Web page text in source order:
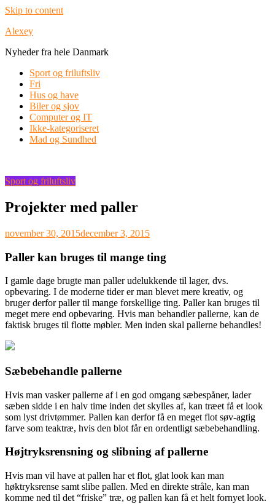
Skip to content
Alexey
Nyheder fra hele Danmark
Sport og friluftsliv
Fri
Hus og have
Biler og sjov
Computer og IT
Ikke-kategoriseret
Mad og Sundhed
Sport og friluftsliv
Projekter med paller
november 30, 2015december 3, 2015
Paller kan bruges til mange ting
I gamle dage brugte man paller udelukkende til lager, dvs.
opbevaring. I de moderne tider er man blevet mere kreativ, og
bruger derfor paller til mange forskellige ting. Paller kan bruges til
meget mere end opbevaring. Hvis man behandler pallerne, kan de
faktisk bruges til flotte møbler. Men inden skal pallerne behandles!
Sæbebehandle pallerne
Hvis man vasker pallerne af i en god omgang sæbespåner, lader
sæben sidde i en halv time inden det skylles af, kan træet få et look
som lyst drivtømmer. Pallen kan derfor få en meget flot søv-agtig
farve som teaktræ, hvis den blot får en ordentligt sæbebehandling.
Højtryksrensning og slibning af pallerne
Hvis man vil have at pallen har et flot, glat look kan man
høktryksrense samt slibe pallen. Med en direkte stråle, kan man
komme ned til det “friske” træ, og pallen kan få et helt fornyet look.